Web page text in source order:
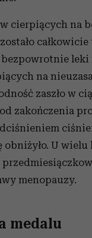
cierpiących na
leki
na
zaszło w
zakończenia
obniżyło. U wielu
menopauzy.
medalu